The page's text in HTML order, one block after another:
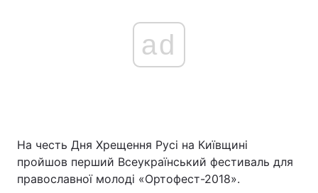
ad
На честь Дня Хрещення Русі на Київщині
пройшов перший Всеукраїнський фестиваль для
православної молоді «Ортофест-2018».